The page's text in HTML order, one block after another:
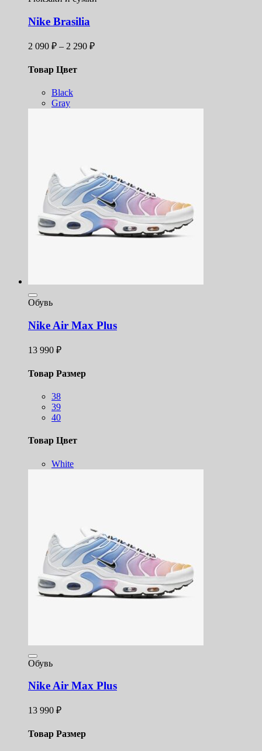
Nike Brasilia
2 090 ₽ – 2 290 ₽Диапазон
290 ₽
Товар Цвет
Black
Gray
Обувь
Nike Air Max Plus
13 990 ₽
Товар Размер
38
39
40
Товар Цвет
White
Обувь
Nike Air Max Plus
13 990 ₽
Товар Размер